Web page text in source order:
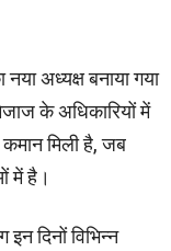
अध्यक्ष बनाया गया
के अधिकारियों में
मिली है, जब
में है।
दिनों विभिन्न